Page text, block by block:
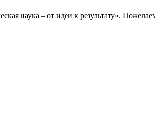
наука – от идеи к результату».